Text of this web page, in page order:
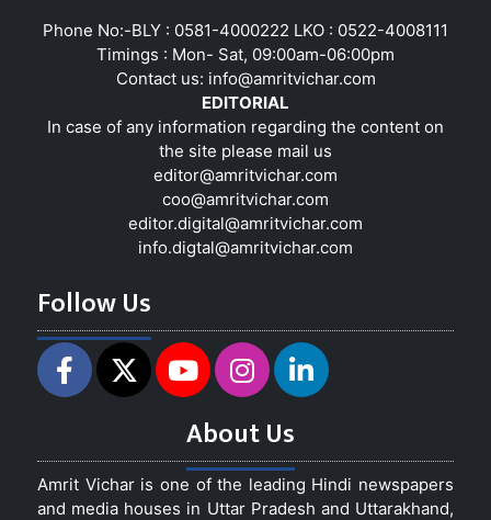
Phone No:-BLY : 0581-4000222 LKO : 0522-4008111
Timings : Mon- Sat, 09:00am-06:00pm
Contact us: info@amritvichar.com
EDITORIAL
In case of any information regarding the content on
the site please mail us
editor@amritvichar.com
coo@amritvichar.com
editor.digital@amritvichar.com
info.digtal@amritvichar.com
Follow Us
About Us
Amrit Vichar is one of the leading Hindi newspapers
and media houses in Uttar Pradesh and Uttarakhand,